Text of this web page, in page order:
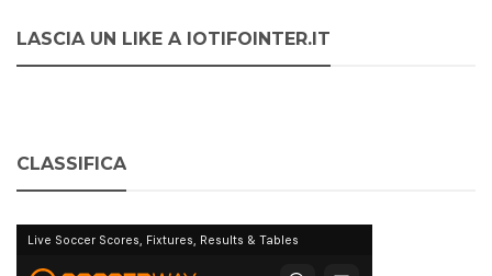
LASCIA UN LIKE A IOTIFOINTER.IT
CLASSIFICA